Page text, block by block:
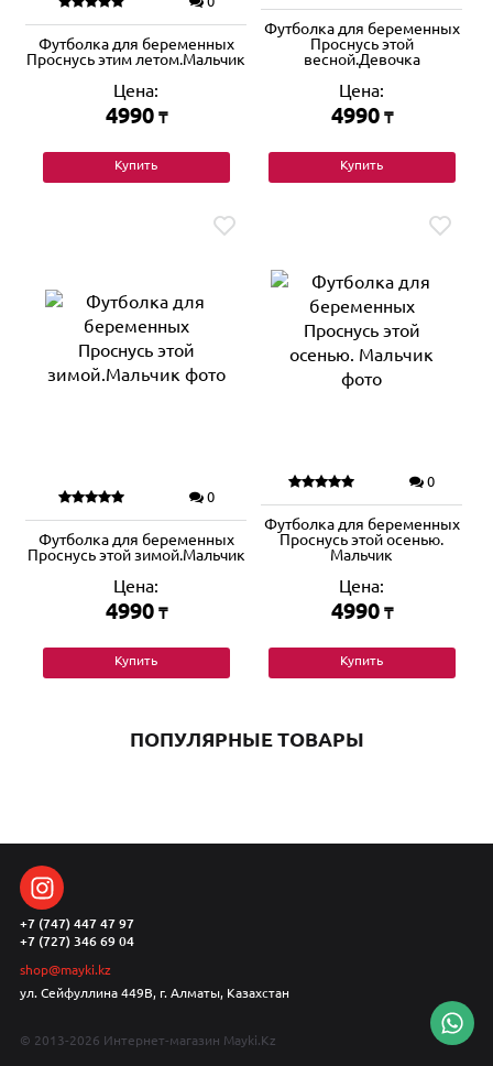
Футболка для беременных
Проснусь этим летом.Мальчик
Цена:
4990 ₸
Купить
Футболка для беременных
Проснусь этой
весной.Девочка
Цена:
4990 ₸
Купить
0
Футболка для беременных
Проснусь этой зимой.Мальчик
Цена:
4990 ₸
Купить
0
Футболка для беременных
Проснусь этой осенью.
Мальчик
Цена:
4990 ₸
Купить
ПОПУЛЯРНЫЕ ТОВАРЫ
+7 (747) 447 47 97
+7 (727) 346 69 04
shop@mayki.kz
ул. Сейфуллина 449В, г. Алматы, Казахстан
© 2013-2026 Интернет-магазин Mayki.Kz